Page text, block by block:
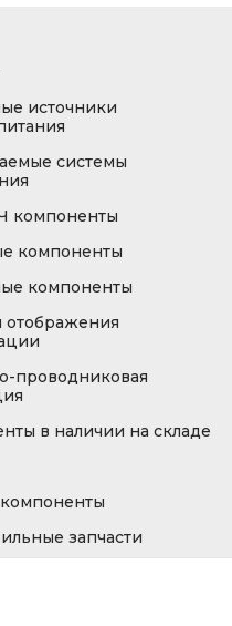
источники
системы
компоненты
компоненты
компоненты
отображения
проводниковая
в наличии на складе
запчасти